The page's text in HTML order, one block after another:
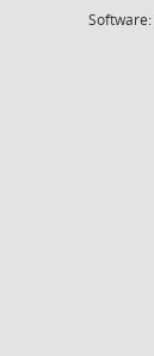
Software: